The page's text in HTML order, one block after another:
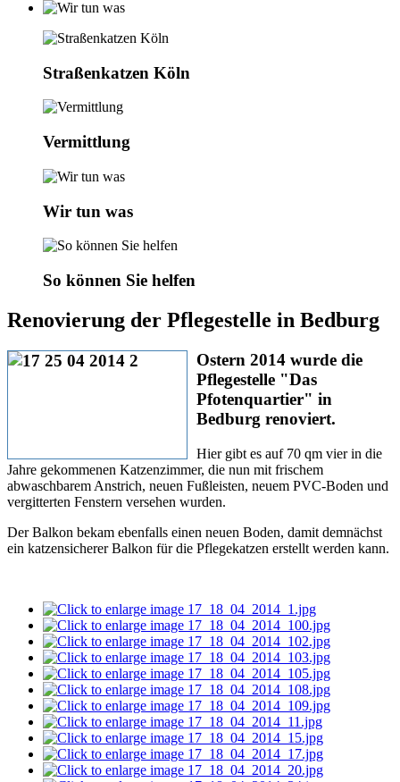
Straßenkatzen Köln
Vermittlung
Wir tun was
So können Sie helfen
Renovierung der Pflegestelle in Bedburg
Ostern 2014 wurde die
Pflegestelle "Das
Pfotenquartier" in
Bedburg renoviert.
Hier gibt es auf 70 qm vier in die
Jahre gekommenen Katzenzimmer, die nun mit frischem
abwaschbarem Anstrich, neuen Fußleisten, neuem PVC-Boden und
vergitterten Fenstern versehen wurden.
Der Balkon bekam ebenfalls einen neuen Boden, damit demnächst
ein katzensicherer Balkon für die Pflegekatzen erstellt werden kann.